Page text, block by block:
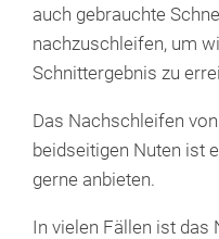
auch gebrauchte
nachzuschleifen, um
Schnittergebnis zu
Das Nachschleifen
beidseitigen Nuten ist
gerne anbieten.
In vielen Fällen ist das